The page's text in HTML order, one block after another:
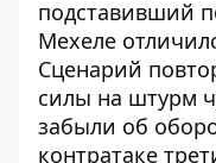
подставивший
Мехеле
Сценарий
силы на штурм
забыли об
контратаке